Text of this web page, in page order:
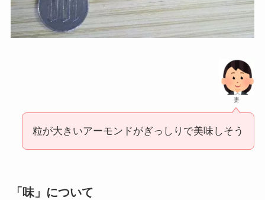
妻
粒が大きいアーモンドがぎっしりで美味しそう
「味」について